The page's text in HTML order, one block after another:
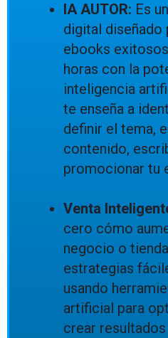
IA AUTOR: Es
digital diseñado
ebooks
horas con la
inteligencia
te enseña a
definir el tema,
contenido,
promocionar tu
Venta
cero cómo
negocio o
estrategias
usando
artificial para
crear